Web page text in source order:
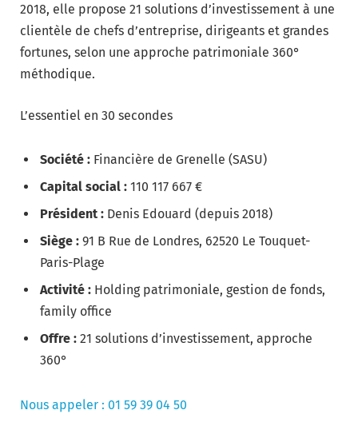
2018, elle propose 21 solutions d’investissement à une
clientèle de chefs d’entreprise, dirigeants et grandes
fortunes, selon une approche patrimoniale 360°
méthodique.
L’essentiel en 30 secondes
Société : Financière de Grenelle (SASU)
Capital social : 110 117 667 €
Président : Denis Edouard (depuis 2018)
Siège : 91 B Rue de Londres, 62520 Le Touquet-
Paris-Plage
Activité : Holding patrimoniale, gestion de fonds,
family office
Offre : 21 solutions d’investissement, approche
360°
Nous appeler : 01 59 39 04 50